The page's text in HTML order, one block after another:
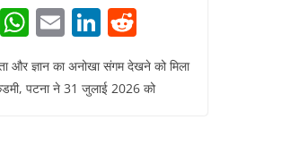
T W
at
E
m
ai
Li
n
k
e
e
d
और ज्ञान का अनोखा संगम देखने को मिला
पटना ने 31 जुलाई 2026 को